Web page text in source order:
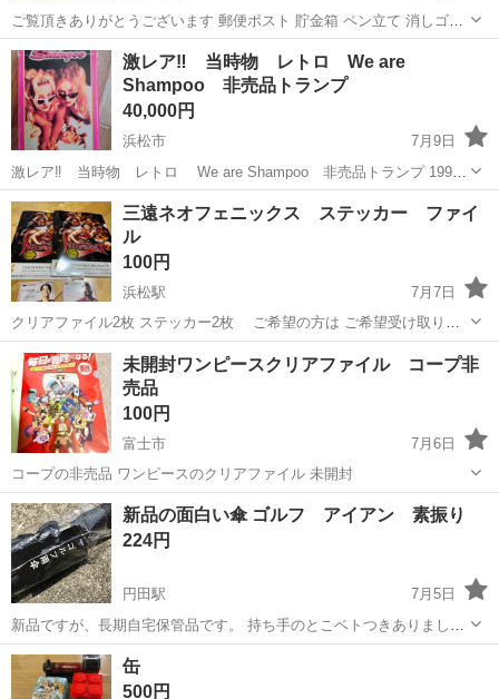
ご覧頂きありがとうございます 郵便ポスト 貯金箱 ペン立て 消しゴム
陶器製 状態は写真にてご確認下さい 自宅付近まで引き取り可能な方に
お願いします
静岡 富士宮市 西富士宮駅 ノベルティグッズ
郵便ポスト
激レア‼️ 当時物 レトロ We are
Shampoo 非売品トランプ
40,000円
浜松市
7月9日
激レア‼️ 当時物 レトロ We are Shampoo 非売品トランプ 1990
年代にイギリス/日本で大活躍した女の子ユニット。デビューと同時に
爆発的な人気を獲得したジャッキーとキャリーの2人組。 大ヒット...
静岡 浜松市 ノベルティグッズ
三遠ネオフェニックス ステッカー ファイ
ル
100円
浜松駅
7月7日
クリアファイル2枚 ステッカー2枚 ご希望の方は ご希望受け取り日
時も第3希望ぐらいまでメッセージと共にお伝え頂けるとありがたいで
す。 ご希望受け取り日時の都合の合うかたを優先致します。 ノークレ
ームノーリターンでお願...
静岡 浜松市 浜松駅 ノベルティグッズ ステッカー
未開封ワンピースクリアファイル コープ非
売品
100円
富士市
7月6日
コープの非売品 ワンピースのクリアファイル 未開封
静岡 富士市 ノベルティグッズ
新品の面白い傘 ゴルフ アイアン 素振り
224円
円田駅
7月5日
新品ですが、長期自宅保管品です。 持ち手のとこベトつきありました
が、アルコールで拭いたら取れました もう駅のホームで素振りするよ
うな人は居ないと思いますがw そんなイメージにピッタリな傘ですw
静岡 周智郡
缶
500円